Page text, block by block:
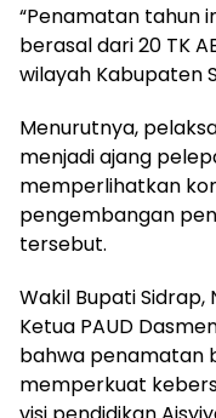
“Penamatan tahun
berasal dari 20 TK
wilayah Kabupaten
Menurutnya,
menjadi ajang
memperlihatkan
pengembangan
tersebut.
Wakil Bupati
Ketua PAUD
bahwa penamatan
memperkuat